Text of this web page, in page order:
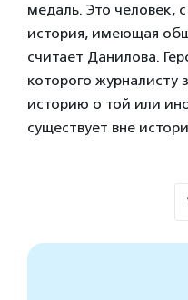
медаль. Это человек,
история, имеющая
считает Данилова.
которого журналисту
историю о той или
существует вне